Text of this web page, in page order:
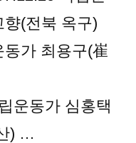
(전북 옥구)
동가 최용구(崔
운동가 심홍택
) …